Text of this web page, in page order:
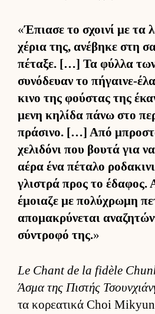
«Έπιασε το σχοινί με τα
χέρια της, ανέβηκε στη
πέταξε. […] Τα φύλλα
συνόδευαν το πήγαι­νε-
κινο της φού­στας της
μενη κηλίδα πάνω στο
πράσινο. […] Από
χελιδόνι που βουτά για
αέρα ένα πέταλο
γλιστρά προς το έδαφος.
έμοιαζε με πολύχρωμη
απομακρύνεται
σύντροφό της.»
Le Chant de la fidèle
Άσμα της Πιστής
τα κορεατικά Choi